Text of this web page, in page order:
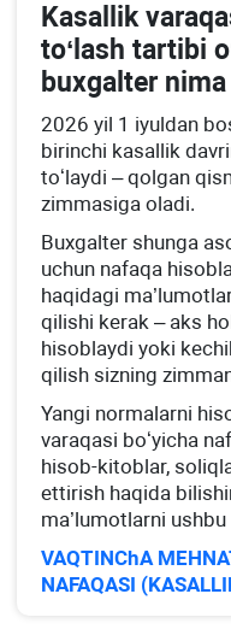
Kasallik
toʻlash tartibi
buхgalter
2026 yil 1 iyuldan
birinchi kasallik
toʻlaydi – qolgan
zimmasiga oladi.
Buхgalter shunga
uchun nafaqa
haqidagi
qilishi kerak – aks
hisoblaydi yoki
qilish sizning
Yangi normalarni
varaqasi boʻyicha
hisob-kitoblar,
ettirish haqida
ma’lumotlarni
VAQTINChA
NAFAQASI